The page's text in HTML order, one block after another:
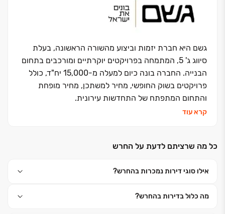
גשם היא חברת יזמות וביצוע מהשורה הראשונה, בעלת
סיווג ג' 5, המתמחה בפרויקטים יוקרתיים ומורכבים בתחום
הבנייה. החברה בונה כיום למעלה מ-15,000 יח"ד, כולל
פרויקטים בשוק החופשי, מחיר למשתכן, מחיר מופחת
והתחום המתפתח של התחדשות עירונית.
קרא עוד
כל מה שרציתם לדעת על החרש
אילו סוגי דירות נמכרות בהחרש?
מה כלול בדירות בהחרש?